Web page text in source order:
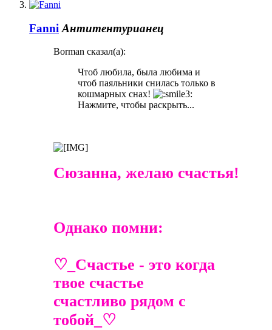
Fanni Антитентурианец
Borman сказал(а):
Чтоб любила, была любима и
чтоб паяльники снилась только в
кошмарных снах!
Нажмите, чтобы раскрыть...
Сюзанна, желаю счастья!
Однако помни:
♡_Счастье - это когда
твое счастье
счастливо рядом с
тобой_♡